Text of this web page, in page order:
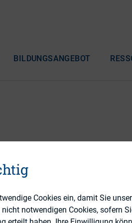
BILDUNGSANGEBOT
im DAX
Cookies ein, damit Sie
notwendigen Cookies, sofern